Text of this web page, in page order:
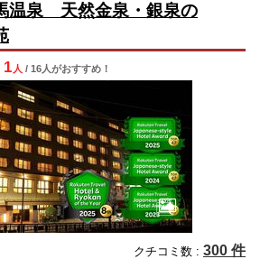
温泉 天然金泉・銀泉の
1 人 / 16人がおすすめ！
クチコミ数 : 300 件